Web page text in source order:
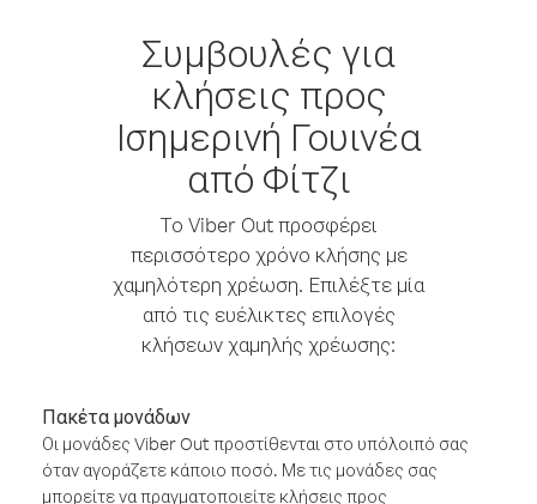
Συμβουλές για
κλήσεις προς
Ισημερινή Γουινέα
από Φίτζι
Το Viber Out προσφέρει
περισσότερο χρόνο κλήσης με
χαμηλότερη χρέωση. Επιλέξτε μία
από τις ευέλικτες επιλογές
κλήσεων χαμηλής χρέωσης:
Πακέτα μονάδων
Οι μονάδες Viber Out προστίθενται στο υπόλοιπό σας
όταν αγοράζετε κάποιο ποσό. Με τις μονάδες σας
μπορείτε να πραγματοποιείτε κλήσεις προς